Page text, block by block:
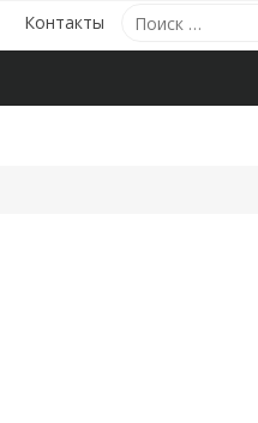
Поиск
по:
Контакты